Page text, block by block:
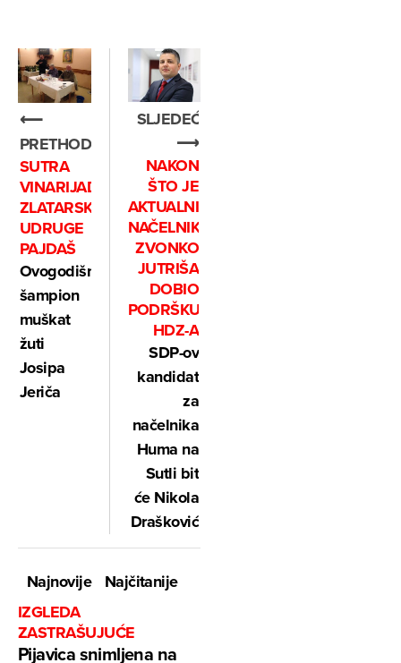
⟵
PRETHODNO
SUTRA
VINARIJADA
ZLATARSKE
UDRUGE
PAJDAŠ
Ovogodišnji
šampion
muškat
žuti
Josipa
Jeriča
SLJEDEĆE
⟶
NAKON
ŠTO JE
AKTUALNI
NAČELNIK
ZVONKO
JUTRIŠA
DOBIO
PODRŠKU
HDZ-A
SDP-ov
kandidat
za
načelnika
Huma na
Sutli bit
će Nikola
Drašković
Najnovije
Najčitanije
IZGLEDA
ZASTRAŠUJUĆE
Pijavica snimljena na